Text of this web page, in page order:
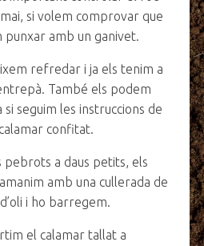
si volem comprovar que
punxar amb un ganivet.
refredar i ja els tenim a
També els podem
seguim les instruccions de
confitat.
pebrots a daus petits, els
amb una cullerada de
i ho barregem.
el calamar tallat a